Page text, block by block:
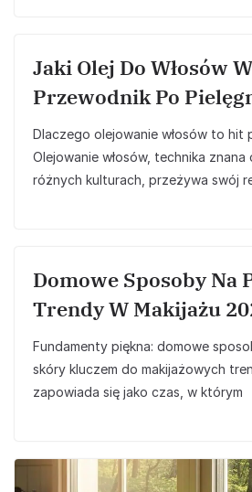
Jaki Olej Do Włosów
Przewodnik Po
Dlaczego olejowanie włosów to hit
Olejowanie włosów, technika
różnych kulturach, przeżywa swój
Domowe Sposoby Na
Trendy W Makijażu
Fundamenty piękna: domowe
skóry kluczem do makijażowych
zapowiada się jako czas, w którym